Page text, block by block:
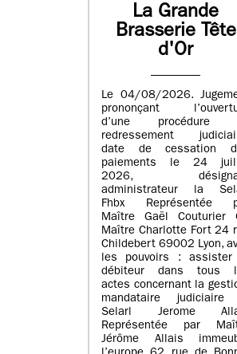
La Grande
Brasserie Tête
d'Or
Le 04/08/2026.
prononçant
d’une procédure
redressement
date de cessation
paiements le 24
2026,
administrateur la
Fhbx Représentée
Maître Gaël Couturier
Maître Charlotte Fort 24
Childebert 69002 Lyon,
les pouvoirs :
débiteur dans tous
actes concernant la
mandataire judiciaire
Selarl Jerome
Représentée par
Jérôme Allais